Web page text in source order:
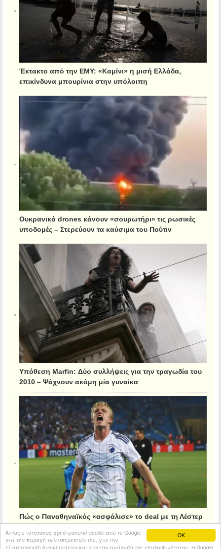
OK
Αυτός ο ιστότοπος χρησιμοποιεί cookie από το Google
για την παροχή των υπηρεσιών του, για την
εξατομίκευση διαφημίσεων και για την ανάλυση της επισκεψιμότητας. Η Google
Έκτακτο από την ΕΜΥ: «Καμίνι» η μισή Ελλάδα,
επικίνδυνα μπουρίνια στην υπόλοιπη
Ουκρανικά drones κάνουν «σουρωτήρι» τις ρωσικές
υποδομές – Στερεύουν τα καύσιμα του Πούτιν
Υπόθεση Marfin: Δύο συλλήψεις για την τραγωδία του
2010 – Ψάχνουν ακόμη μία γυναίκα
Πώς ο Παναθηναϊκός «ασφάλισε» το deal με τη Λέστερ